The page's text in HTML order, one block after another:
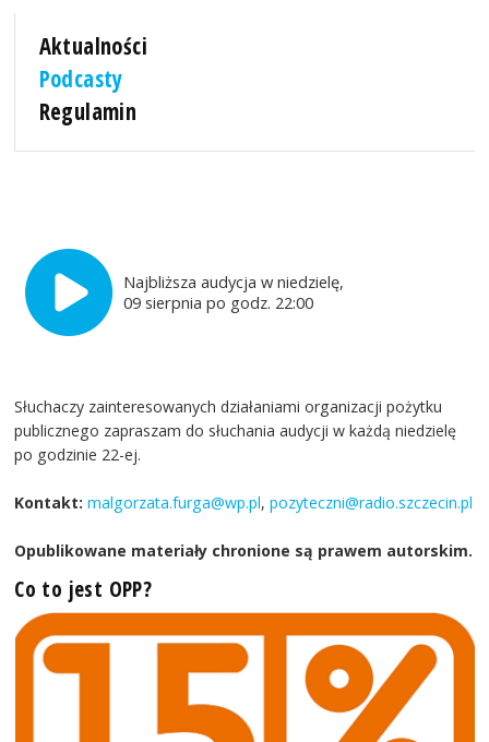
Aktualności
Podcasty
Regulamin
Najbliższa audycja w niedzielę,
09 sierpnia po godz. 22:00
Słuchaczy zainteresowanych działaniami organizacji pożytku
publicznego zapraszam do słuchania audycji w każdą niedzielę
po godzinie 22-ej.
Kontakt: malgorzata.furga@wp.pl,pozyteczni@radio.szczecin.pl
Opublikowane materiały chronione są prawem autorskim.
Co to jest OPP?